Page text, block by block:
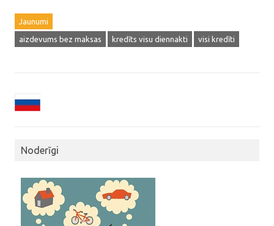
Jaunumi
aizdevums bez maksas kredīts visu diennakti visi kredīti
Noderīgi